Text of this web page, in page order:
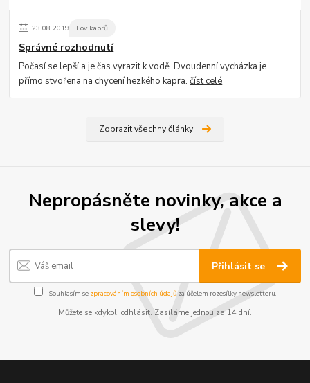
23.08.2019 Lov kaprů
Správné rozhodnutí
Počasí se lepší a je čas vyrazit k vodě. Dvoudenní vycházka je
přímo stvořena na chycení hezkého kapra.číst celé
Zobrazit všechny články
Nepropásněte novinky, akce a
slevy!
Přihlásit se
Souhlasím se zpracováním osobních údajůza účelem rozesílky newsletteru.
Můžete se kdykoli odhlásit. Zasíláme jednou za 14 dní.